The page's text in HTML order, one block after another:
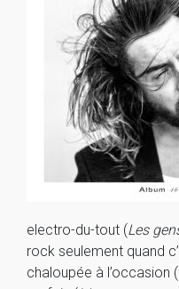
electro-du-tout (Les
rock seulement quand
chaloupée à l’occasion (